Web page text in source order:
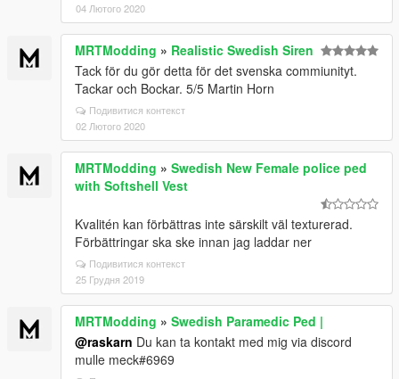
04 Лютого 2020
MRTModding » Realistic Swedish Siren
Tack för du gör detta för det svenska commiunityt.
Tackar och Bockar. 5/5 Martin Horn
Подивитися контекст
02 Лютого 2020
MRTModding » Swedish New Female police ped
with Softshell Vest
Kvalitén kan förbättras inte särskilt väl texturerad.
Förbättringar ska ske innan jag laddar ner
Подивитися контекст
25 Грудня 2019
MRTModding » Swedish Paramedic Ped |
@raskarn Du kan ta kontakt med mig via discord
mulle meck#6969